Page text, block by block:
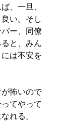
、一旦、
い。そし
ー、同僚
と、みん
は不安を
怖いので
てやって
れる。